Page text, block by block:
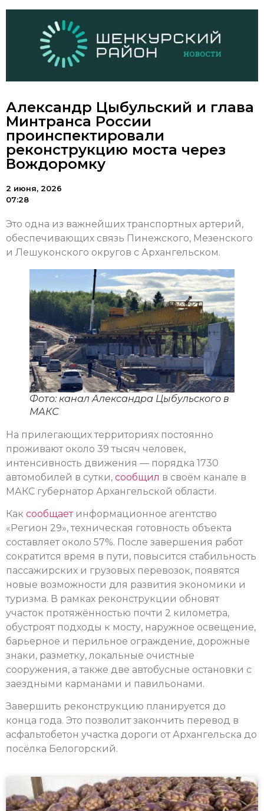
Александр Цыбульский и глава
Минтранса России
проинспектировали
реконструкцию моста через
Вождоромку
2 июня, 2026
07:28
Это одна из важнейших транспортных артерий,
обеспечивающих связь Пинежского, Мезенского
и Лешуконского округов с Архангельском.
Фото: канал Александра Цыбульского в
МАКС
На прилегающих территориях постоянно
проживают около 39 тысяч человек,
интенсивность движения — порядка 1730
автомобилей в сутки, сообщил в своём канале в
МАКС губернатор Архангельской области.
Как сообщаетинформационное агентство
«Регион 29», техническая готовность объекта
составляет около 57%. После завершения работ
сократится время в пути, повысится стабильность
пассажирских и грузовых перевозок, появятся
новые возможности для развития экономики и
туризма. В рамках реконструкции обновят
участок протяжённостью почти 2 километра,
обустроят подходы к мосту, наружное освещение,
барьерное и перильное ограждение, дорожные
знаки, разметку, локальные очистные
сооружения, а также две автобусные остановки с
заездными карманами и павильонами.
Завершить реконструкцию планируется до
конца года. Это позволит закончить перевод в
асфальтобетон участка дороги от Архангельска до
посёлка Белогорский.